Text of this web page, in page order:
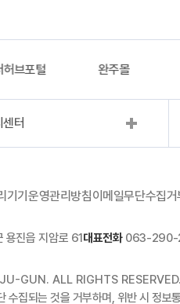
브포털 완주몰
터
기기운영관리방침이메일무단수집거
진읍 지암로 61대표전화063-290-
GUN. ALL RIGHTS RESERVED.
수집되는 것을 거부하며, 위반 시 정보